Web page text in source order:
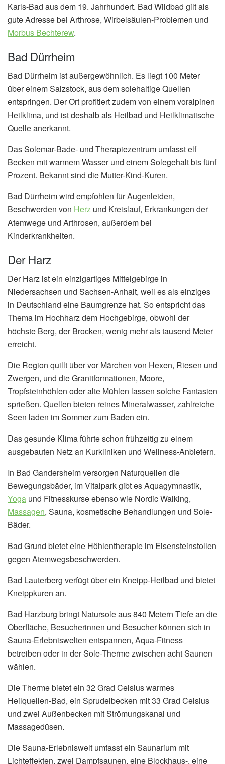
Karls-Bad aus dem 19. Jahrhundert. Bad Wildbad gilt als
gute Adresse bei Arthrose, Wirbelsäulen-Problemen und
Morbus Bechterew.
Bad Dürrheim
Bad Dürrheim ist außergewöhnlich. Es liegt 100 Meter
über einem Salzstock, aus dem solehaltige Quellen
entspringen. Der Ort profitiert zudem von einem voralpinen
Heilklima, und ist deshalb als Heilbad und Heilklimatische
Quelle anerkannt.
Das Solemar-Bade- und Therapiezentrum umfasst elf
Becken mit warmem Wasser und einem Solegehalt bis fünf
Prozent. Bekannt sind die Mutter-Kind-Kuren.
Bad Dürrheim wird empfohlen für Augenleiden,
Beschwerden von Herz und Kreislauf, Erkrankungen der
Atemwege und Arthrosen, außerdem bei
Kinderkrankheiten.
Der Harz
Der Harz ist ein einzigartiges Mittelgebirge in
Niedersachsen und Sachsen-Anhalt, weil es als einziges
in Deutschland eine Baumgrenze hat. So entspricht das
Thema im Hochharz dem Hochgebirge, obwohl der
höchste Berg, der Brocken, wenig mehr als tausend Meter
erreicht.
Die Region quillt über vor Märchen von Hexen, Riesen und
Zwergen, und die Granitformationen, Moore,
Tropfsteinhöhlen oder alte Mühlen lassen solche Fantasien
sprießen. Quellen bieten reines Mineralwasser, zahlreiche
Seen laden im Sommer zum Baden ein.
Das gesunde Klima führte schon frühzeitig zu einem
ausgebauten Netz an Kurkliniken und Wellness-Anbietern.
In Bad Gandersheim versorgen Naturquellen die
Bewegungsbäder, im Vitalpark gibt es Aquagymnastik,
Yoga und Fitnesskurse ebenso wie Nordic Walking,
Massagen, Sauna, kosmetische Behandlungen und Sole-
Bäder.
Bad Grund bietet eine Höhlentherapie im Eisensteinstollen
gegen Atemwegsbeschwerden.
Bad Lauterberg verfügt über ein Kneipp-Heilbad und bietet
Kneippkuren an.
Bad Harzburg bringt Natursole aus 840 Metern Tiefe an die
Oberfläche, Besucherinnen und Besucher können sich in
Sauna-Erlebniswelten entspannen, Aqua-Fitness
betreiben oder in der Sole-Therme zwischen acht Saunen
wählen.
Die Therme bietet ein 32 Grad Celsius warmes
Heilquellen-Bad, ein Sprudelbecken mit 33 Grad Celsius
und zwei Außenbecken mit Strömungskanal und
Massagedüsen.
Die Sauna-Erlebniswelt umfasst ein Saunarium mit
Lichteffekten, zwei Dampfsaunen, eine Blockhaus-, eine